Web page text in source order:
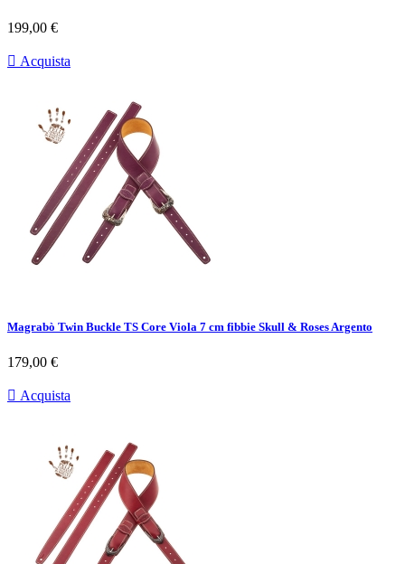
Prezzo
199,00 €
 Acquista
Magrabò Twin Buckle TS Core Viola 7 cm fibbie Skull & Roses Argento
Prezzo
179,00 €
 Acquista